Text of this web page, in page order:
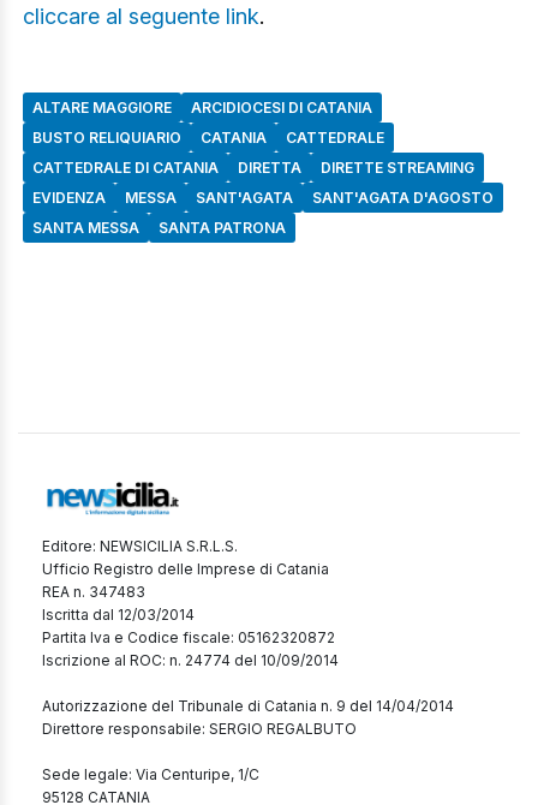
cliccare al seguente link.
ALTARE MAGGIORE
ARCIDIOCESI DI CATANIA
BUSTO RELIQUIARIO
CATANIA
CATTEDRALE
CATTEDRALE DI CATANIA
DIRETTA
DIRETTE STREAMING
EVIDENZA
MESSA SANT'AGATA
SANT'AGATA D'AGOSTO
SANTA MESSA
SANTA PATRONA
Editore: NEWSICILIA S.R.L.S.
Ufficio Registro delle Imprese di Catania
REA n. 347483
Iscritta dal 12/03/2014
Partita Iva e Codice fiscale: 05162320872
Iscrizione al ROC: n. 24774 del 10/09/2014
Autorizzazione del Tribunale di Catania n. 9 del 14/04/2014
Direttore responsabile: SERGIO REGALBUTO
Sede legale: Via Centuripe, 1/C
95128 CATANIA